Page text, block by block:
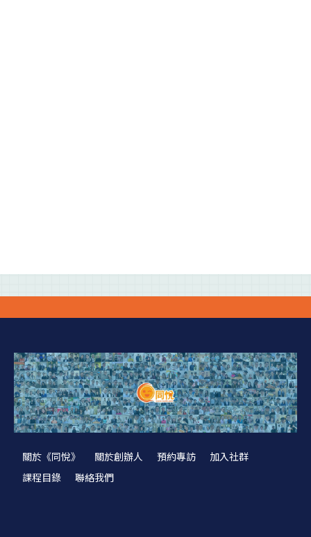
關於《同悅》 關於創辦人 預約專訪
加入社群
課程目錄
聯絡我們